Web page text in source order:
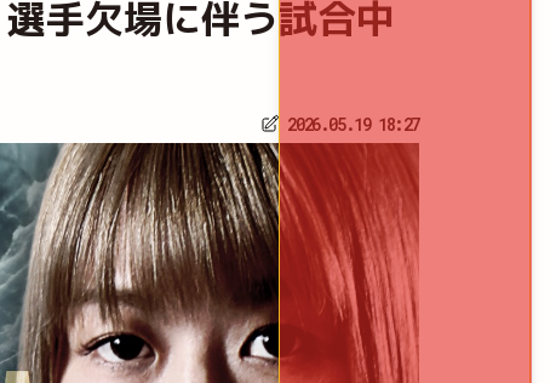
手欠場に伴う試合中
2026.05.19 18:27